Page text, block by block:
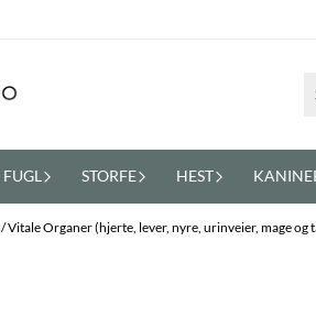
FUGL STORFE HEST
/Vitale Organer (hjerte, lever, nyre, urinveier, mage og